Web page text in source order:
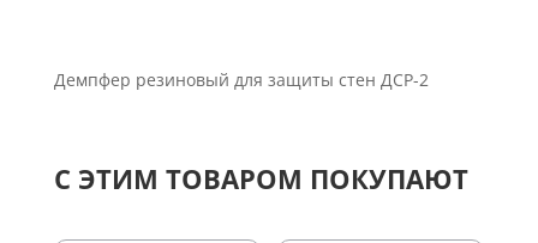
стен
Демпфер резиновый для защиты стен ДСР-2
С ЭТИМ ТОВАРОМ ПОКУПАЮТ